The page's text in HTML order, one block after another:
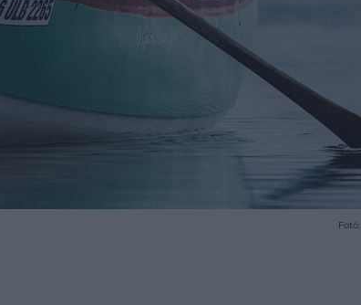
Fotó: